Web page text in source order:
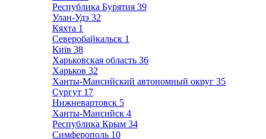
Республика Бурятия 39
Улан-Удэ 32
Кяхта 1
Северобайкальск 1
Київ 38
Харьковская область 36
Харьков 32
Ханты-Мансийский автономный округ 35
Сургут 17
Нижневартовск 5
Ханты-Мансийск 4
Республика Крым 34
Симферополь 10